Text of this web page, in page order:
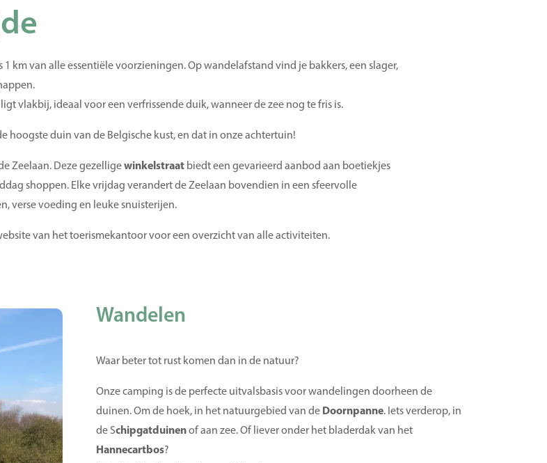
km van alle essentiële voorzieningen. Op wandelafstand vind je bakkers, een slager,
ligt vlakbij, ideaal voor een verfrissende duik, wanneer de zee nog te fris is.
hoogste duin van de Belgische kust, en dat in onze achtertuin!
Zeelaan. Deze gezelligewinkelstraat biedt een gevarieerd aanbod aan boetiekjes
shoppen. Elke vrijdag verandert de Zeelaan bovendien in een sfeervolle
verse voeding en leuke snuisterijen.
van het toerismekantoor voor een overzicht van alle activiteiten.
Wandelen
Waar beter tot rust komen dan in de natuur?
Onze camping is de perfecte uitvalsbasis voor wandelingen doorheen de
duinen. Om de hoek, in het natuurgebied van de Doornpanne. Iets verderop, in
de Schipgatduinenof aan zee. Of liever onder het bladerdak van het
Hannecartbos?